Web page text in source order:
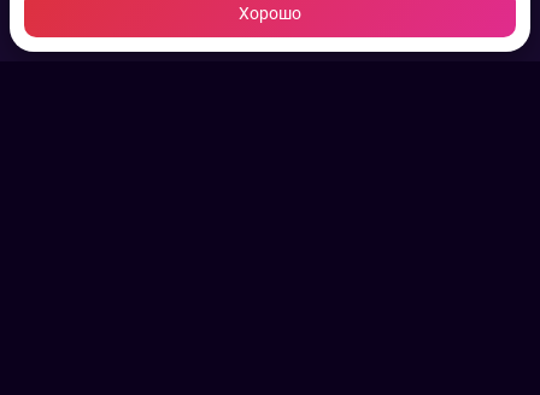
Хорошо